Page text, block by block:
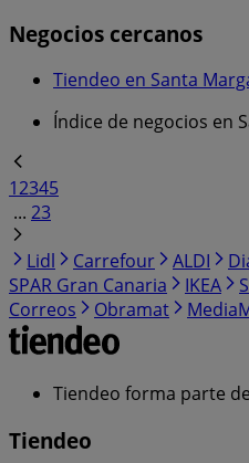
Negocios cercanos
Tiendeo en Santa
Índice de negocios en
12345
... 23
Lidl
Carrefour ALDI
SPAR Gran Canaria
IKEA
Correos
Obramat
Tiendeo forma parte
Tiendeo